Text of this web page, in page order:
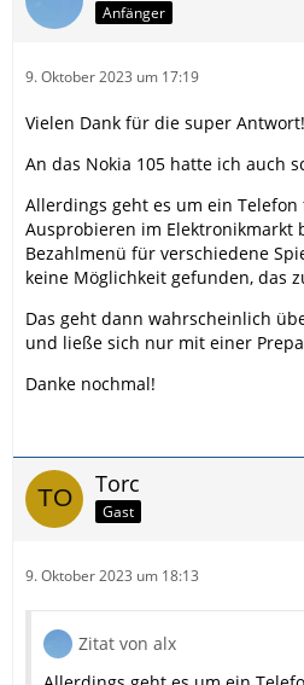
Anfänger
9. Oktober 2023 um 17:19
Vielen Dank für die super Antwort!
An das Nokia 105 hatte ich auch
Allerdings geht es um ein
Ausprobieren im Elektronikmarkt
Bezahlmenü für verschiedene
keine Möglichkeit gefunden, das
Das geht dann wahrscheinlich
und ließe sich nur mit einer
Danke nochmal!
Torc
Gast
9. Oktober 2023 um 18:13
Zitat von alx